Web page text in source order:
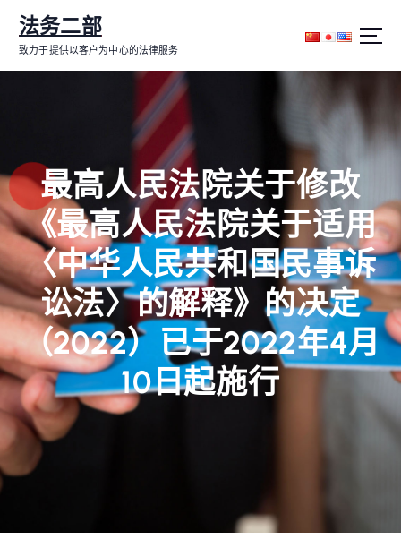
内
法务二部
致力于提供以客户为中心的法律服务
最高人民法院关于修改
《最高人民法院关于适用
〈中华人民共和国民事诉
讼法〉的解释》的决定
（2022）已于2022年4月
10日起施行